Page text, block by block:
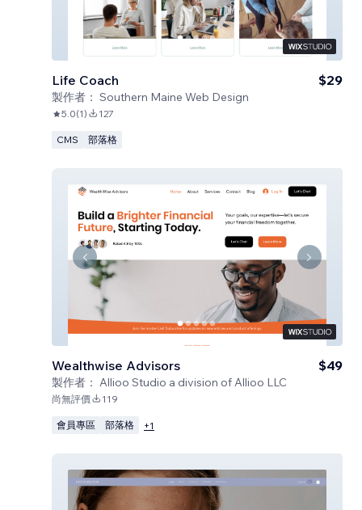
Life Coach
製作者： Southern Maine Web Design
$29
5.0(1) 127
CMS 部落格
Wealthwise Advisors
製作者： Allioo Studio a division of Allioo LLC
$49
尚無評價 119
會員專區 部落格 +1